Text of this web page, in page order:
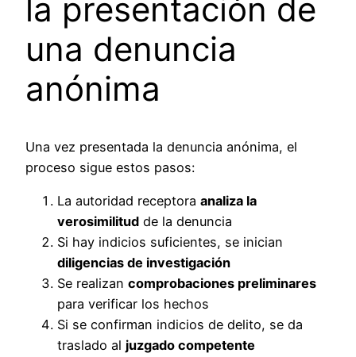
la presentación de
una denuncia
anónima
Una vez presentada la denuncia anónima, el
proceso sigue estos pasos:
La autoridad receptora analiza la
verosimilitud de la denuncia
Si hay indicios suficientes, se inician
diligencias de investigación
Se realizan comprobaciones preliminares
para verificar los hechos
Si se confirman indicios de delito, se da
traslado al juzgado competente